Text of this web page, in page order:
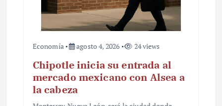
Economía agosto 4, 2026 24 views
Chipotle inicia su entrada al
mercado mexicano con Alsea a
la cabeza